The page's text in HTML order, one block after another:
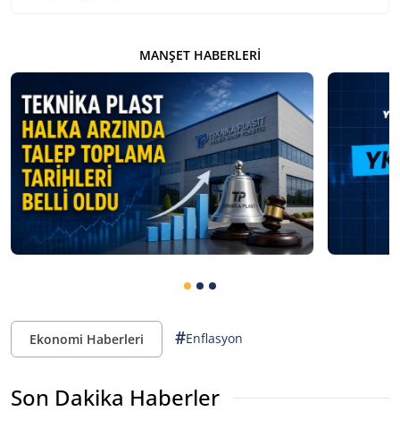
MANŞET HABERLERI
Ekonomi Haberleri #Enflasyon
Son Dakika Haberler